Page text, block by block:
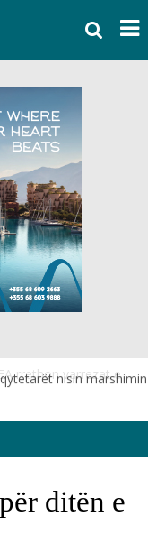
nisin marshimin
ditën e